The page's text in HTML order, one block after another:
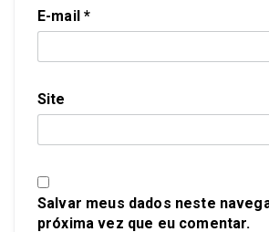
E-mail*
Site
Salvar meus dados neste
próxima vez que eu comentar.